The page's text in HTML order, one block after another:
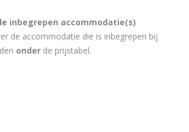
inbegrepen accommodatie(s)
de accommodatie die is inbegrepen bij
onder de prijstabel.